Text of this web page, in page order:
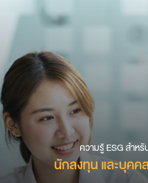
ความรู้ ESG สำหรั
นักลงทุน และบุคค